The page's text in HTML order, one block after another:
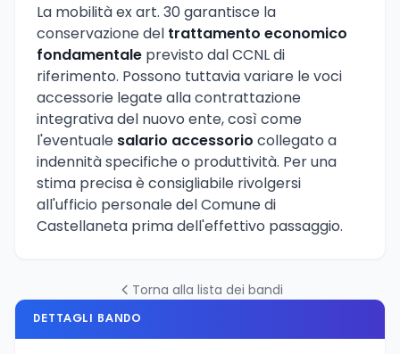
La mobilità ex art. 30 garantisce la
conservazione del trattamento economico
fondamentale previsto dal CCNL di
riferimento. Possono tuttavia variare le voci
accessorie legate alla contrattazione
integrativa del nuovo ente, così come
l'eventuale salario accessorio collegato a
indennità specifiche o produttività. Per una
stima precisa è consigliabile rivolgersi
all'ufficio personale del Comune di
Castellaneta prima dell'effettivo passaggio.
Torna alla lista dei bandi
DETTAGLI BANDO